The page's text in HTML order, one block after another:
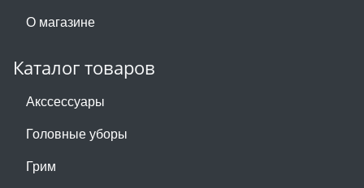
О магазине
Каталог товаров
Акссессуары
Головные уборы
Грим